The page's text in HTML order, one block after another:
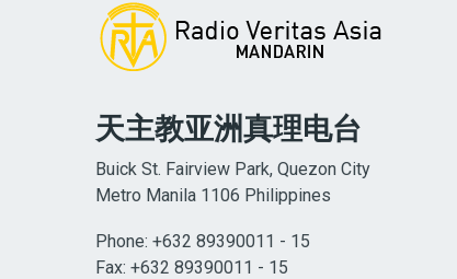
天主教亚洲真理电台
Buick St. Fairview Park, Quezon City
Metro Manila 1106 Philippines
Phone: +632 89390011 - 15
Fax: +632 89390011 - 15